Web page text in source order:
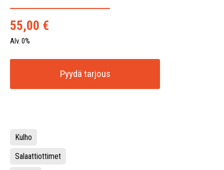
55,00 €
Alv. 0%
Pyydä tarjous
Kulho
Salaattiottimet